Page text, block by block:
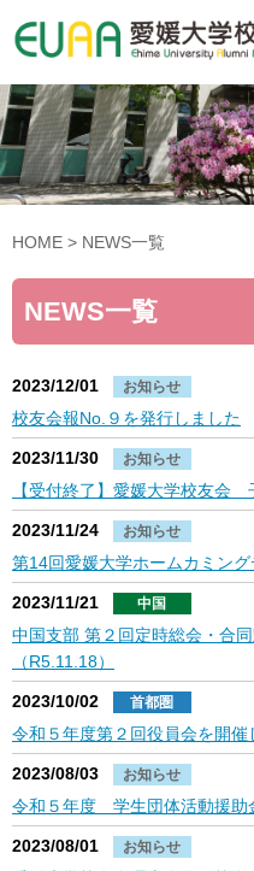
HOME > NEWS一覧
NEWS一覧
2023/12/01 お知らせ
校友会報No.９を発行しました
2023/11/30 お知らせ
【受付終了】愛媛大学校友会
2023/11/24 お知らせ
第14回愛媛大学ホームカミン
2023/11/21 中国
中国支部 第２回定時総会・合
（R5.11.18）
2023/10/02 首都圏
令和５年度第２回役員会を開
2023/08/03 お知らせ
令和５年度 学生団体活動援助
2023/08/01 お知らせ